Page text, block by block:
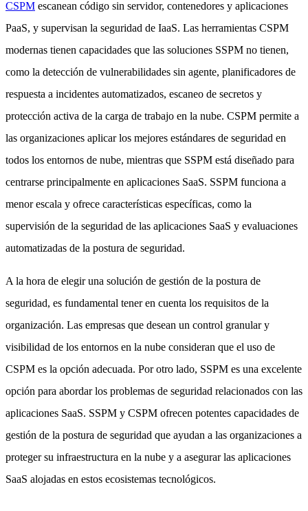
CSPM escanean código sin servidor, contenedores y aplicaciones
PaaS, y supervisan la seguridad de IaaS. Las herramientas CSPM
modernas tienen capacidades que las soluciones SSPM no tienen,
como la detección de vulnerabilidades sin agente, planificadores de
respuesta a incidentes automatizados, escaneo de secretos y
protección activa de la carga de trabajo en la nube. CSPM permite a
las organizaciones aplicar los mejores estándares de seguridad en
todos los entornos de nube, mientras que SSPM está diseñado para
centrarse principalmente en aplicaciones SaaS. SSPM funciona a
menor escala y ofrece características específicas, como la
supervisión de la seguridad de las aplicaciones SaaS y evaluaciones
automatizadas de la postura de seguridad.
A la hora de elegir una solución de gestión de la postura de
seguridad, es fundamental tener en cuenta los requisitos de la
organización. Las empresas que desean un control granular y
visibilidad de los entornos en la nube consideran que el uso de
CSPM es la opción adecuada. Por otro lado, SSPM es una excelente
opción para abordar los problemas de seguridad relacionados con las
aplicaciones SaaS. SSPM y CSPM ofrecen potentes capacidades de
gestión de la postura de seguridad que ayudan a las organizaciones a
proteger su infraestructura en la nube y a asegurar las aplicaciones
SaaS alojadas en estos ecosistemas tecnológicos.